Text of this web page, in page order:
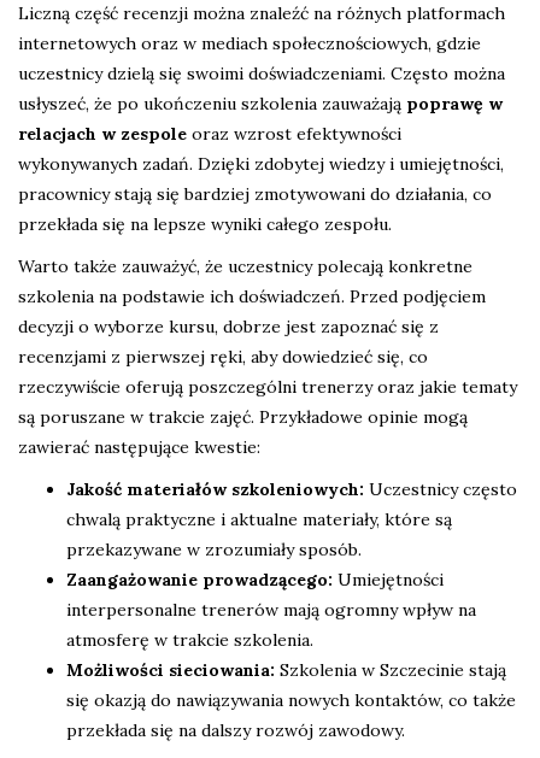
Liczną część recenzji można znaleźć na różnych platformach
internetowych oraz w mediach społecznościowych, gdzie
uczestnicy dzielą się swoimi doświadczeniami. Często można
usłyszeć, że po ukończeniu szkolenia zauważają poprawę w
relacjach w zespole oraz wzrost efektywności
wykonywanych zadań. Dzięki zdobytej wiedzy i umiejętności,
pracownicy stają się bardziej zmotywowani do działania, co
przekłada się na lepsze wyniki całego zespołu.
Warto także zauważyć, że uczestnicy polecają konkretne
szkolenia na podstawie ich doświadczeń. Przed podjęciem
decyzji o wyborze kursu, dobrze jest zapoznać się z
recenzjami z pierwszej ręki, aby dowiedzieć się, co
rzeczywiście oferują poszczególni trenerzy oraz jakie tematy
są poruszane w trakcie zajęć. Przykładowe opinie mogą
zawierać następujące kwestie:
Jakość materiałów szkoleniowych: Uczestnicy często
chwalą praktyczne i aktualne materiały, które są
przekazywane w zrozumiały sposób.
Zaangażowanie prowadzącego: Umiejętności
interpersonalne trenerów mają ogromny wpływ na
atmosferę w trakcie szkolenia.
Możliwości sieciowania: Szkolenia w Szczecinie stają
się okazją do nawiązywania nowych kontaktów, co także
przekłada się na dalszy rozwój zawodowy.